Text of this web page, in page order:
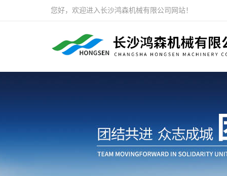
您好，欢迎进入长沙鸿森机械有限公司网站！